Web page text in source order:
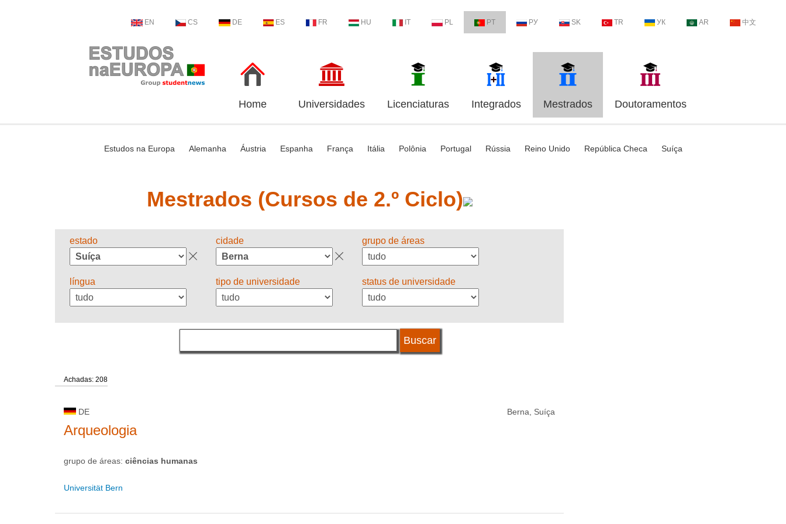
EN CS DE ES FR HU IT PL PT РУ SK TR УК AR 中文
Home Universidades Licenciaturas Integrados Mestrados Doutoramentos
Estudos na Europa Alemanha Áustria Espanha França Itália Polônia Portugal Rússia Reino Unido República Checa Suíça
Mestrados (Cursos de 2.º Ciclo)
estado cidade grupo de áreas
língua tipo de universidade status de universidade
Achadas: 208
DE Berna, Suíça
Arqueologia
grupo de áreas: ciências humanas
Universität Bern